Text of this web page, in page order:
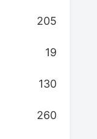
205
19
130
260